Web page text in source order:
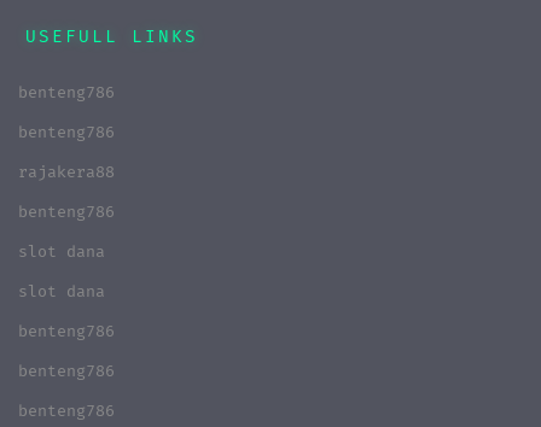
USEFULL LINKS
benteng786
benteng786
rajakera88
benteng786
slot dana
slot dana
benteng786
benteng786
benteng786